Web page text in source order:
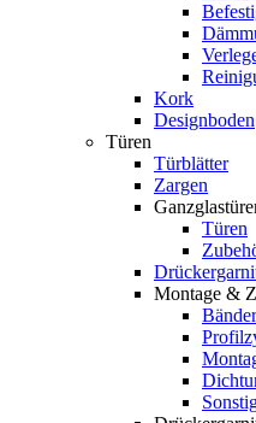
Kork
Designboden
Türen
Türblätter
Zargen
Türen
Montage &
Bänder